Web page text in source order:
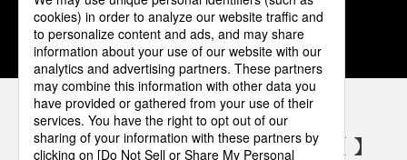
1 2 3 4 5
パナソニックの電気設備 SNSアカウント